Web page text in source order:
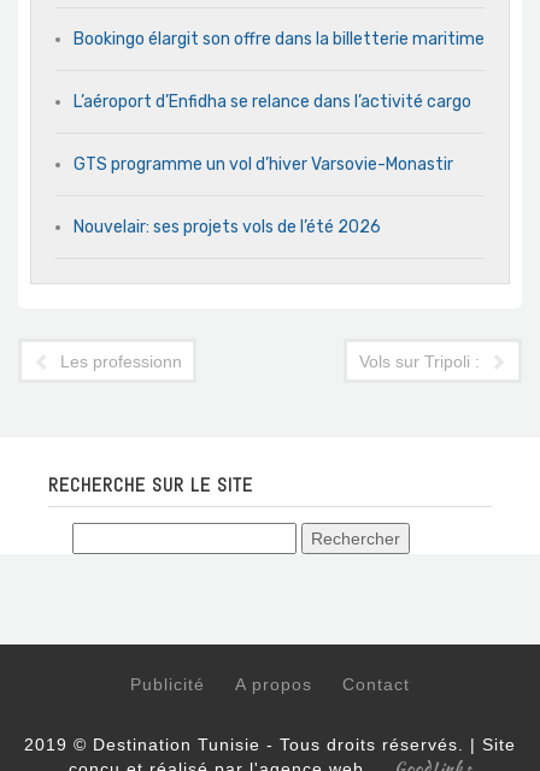
Bookingo élargit son offre dans la billetterie maritime
L’aéroport d’Enfidha se relance dans l’activité cargo
GTS programme un vol d’hiver Varsovie-Monastir
Nouvelair: ses projets vols de l’été 2026
Les professionnels du tourisme tirent la sonnette d'alarme
Vols sur Tripoli :
RECHERCHE SUR LE SITE
Publicité A propos Contact
2019 © Destination Tunisie - Tous droits réservés. | Site